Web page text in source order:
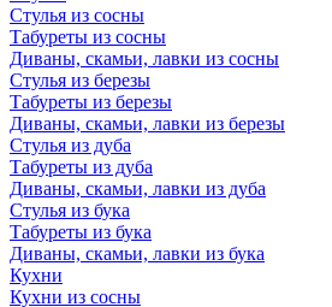
Стулья из сосны
Табуреты из сосны
Диваны, скамьи, лавки из сосны
Стулья из березы
Табуреты из березы
Диваны, скамьи, лавки из березы
Стулья из дуба
Табуреты из дуба
Диваны, скамьи, лавки из дуба
Стулья из бука
Табуреты из бука
Диваны, скамьи, лавки из бука
Кухни
Кухни из сосны